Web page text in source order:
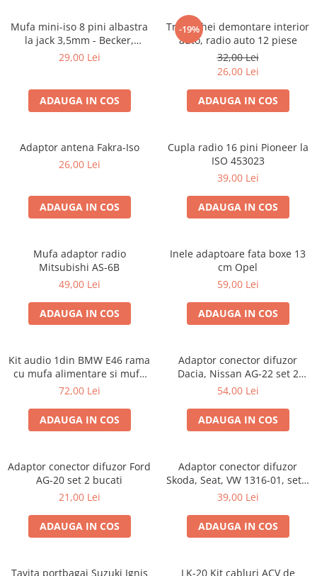
Mufa mini-iso 8 pini albastra
la jack 3,5mm - Becker,
Blaupunkt, VDO
29,00 Lei
ADAUGA IN COS
-19%
Trusa chei demontare interior
auto, radio auto 12 piese
32,00 Lei
26,00 Lei
ADAUGA IN COS
Adaptor antena Fakra-Iso
26,00 Lei
ADAUGA IN COS
Cupla radio 16 pini Pioneer la
ISO 453023
39,00 Lei
ADAUGA IN COS
Mufa adaptor radio
Mitsubishi AS-6B
49,00 Lei
ADAUGA IN COS
Inele adaptoare fata boxe 13
cm Opel
59,00 Lei
ADAUGA IN COS
Kit audio 1din BMW E46 rama
cu mufa alimentare si mufa
antena
72,00 Lei
ADAUGA IN COS
Adaptor conector difuzor
Dacia, Nissan AG-22 set 2
bucati
54,00 Lei
ADAUGA IN COS
Adaptor conector difuzor Ford
AG-20 set 2 bucati
21,00 Lei
ADAUGA IN COS
Adaptor conector difuzor
Skoda, Seat, VW 1316-01, set 2
bucati
39,00 Lei
ADAUGA IN COS
Tavita portbagaj Suzuki Ignis
LK-20 Kit cabluri ACV de